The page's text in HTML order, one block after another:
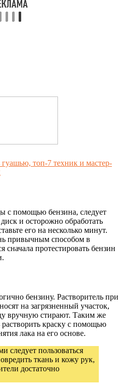
топ-7 техник и мастер-
с помощью бензина, следует
и осторожно обработать
его на несколько минут.
привычным способом в
сначала протестировать бензин
бензину. Растворитель при
на загрязненный участок,
вручную стирают. Таким же
краску с помощью
лака на его основе.
следует пользоваться
ткань и кожу рук,
достаточно